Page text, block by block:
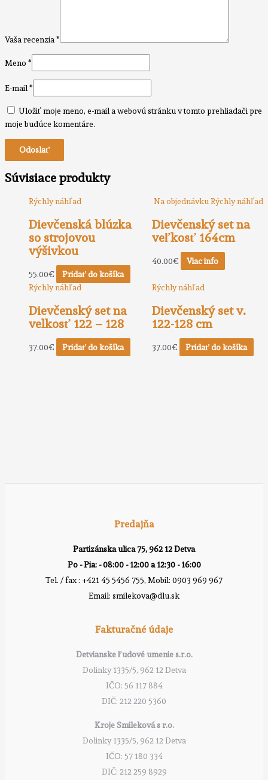
Vaša recenzia*
Meno *
E-mail *
Uložiť moje meno, e-mail a webovú stránku v tomto prehliadači pre
moje budúce komentáre.
Súvisiace produkty
Rýchly náhľad
Dievčenská blúzka
so strojovou
výšivkou
55.00€ Pridať do košíka
Na objednávku Rýchly náhľad
Dievčenský set na
veľkosť 164cm
40.00€ Viac info
Rýchly náhľad
Dievčenský set na
velkosť 122 – 128
37.00€ Pridať do košíka
Rýchly náhľad
Dievčenský set v.
122-128 cm
37.00€ Pridať do košíka
Predajňa
Partizánska ulica 75, 962 12 Detva
Po - Pia: - 08:00 - 12:00 a 12:30 - 16:00
Tel. / fax : +421 45 5456 755, Mobil: 0903 969 967
Email: smilekova@dlu.sk
Fakturačné údaje
Detvianske ľudové umenie s.r.o.
Dolinky 1335/5, 962 12 Detva
IČO: 56 117 884
DIČ: 212 220 5360
Kroje Smileková s r.o.
Dolinky 1335/5, 962 12 Detva
IČO: 57 180 334
DIČ: 212 259 8929